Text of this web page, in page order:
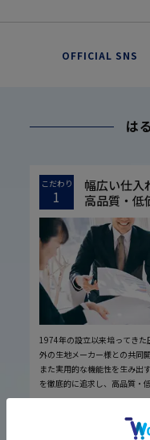
OFFICIAL SNS
は
こだわり
1
幅広い仕入
高品質・低
1974年の設立以来培ってきた
外の生地メーカー様との共同
また実用的な機能性を生み出
を徹底的に追求し、高品質・
厳しい品